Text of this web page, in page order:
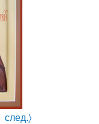
след.〉